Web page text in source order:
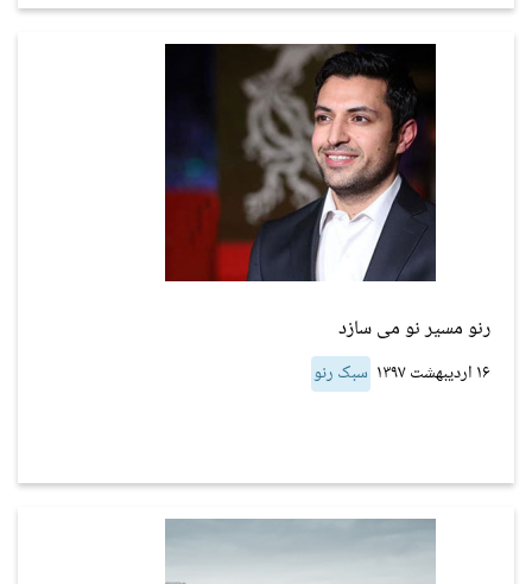
رنو مسیر نو می سازد
۱۶ اردیبهشت ۱۳۹۷ سبک رنو